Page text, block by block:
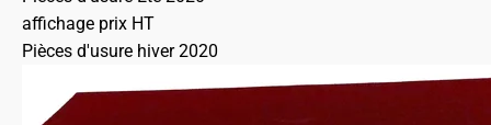
affichage prix HT
Pièces d'usure hiver 2020